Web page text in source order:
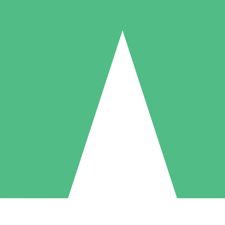
Packs de Crédits Individuels
à l'utilisation avec des crédits de téléchargement. Sans engagement
5 Téléchargements
US$